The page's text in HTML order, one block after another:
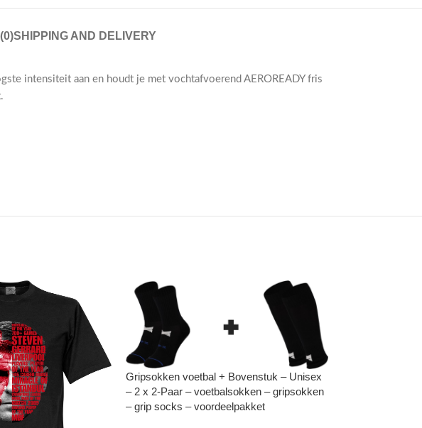
SHIPPING AND DELIVERY
intensiteit aan en houdt je met vochtafvoerend AEROREADY fris
Gripsokken voetbal + Bovenstuk – Unisex
– 2 x 2-Paar – voetbalsokken – gripsokken
– grip socks – voordeelpakket